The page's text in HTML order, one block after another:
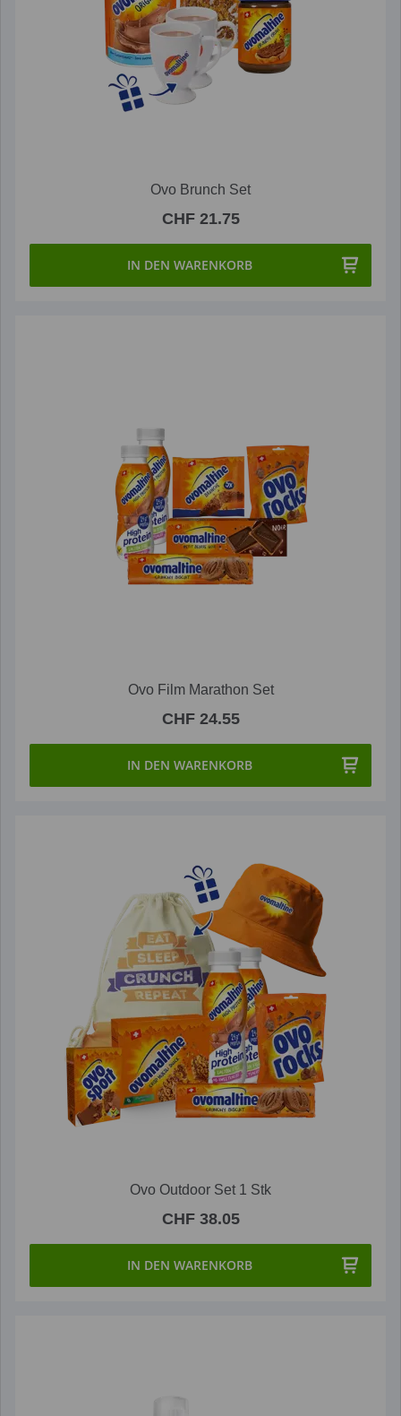
Ovo Brunch Set
CHF 21.75
IN DEN WARENKORB
Ovo Film Marathon Set
CHF 24.55
IN DEN WARENKORB
Ovo Outdoor Set 1 Stk
CHF 38.05
IN DEN WARENKORB